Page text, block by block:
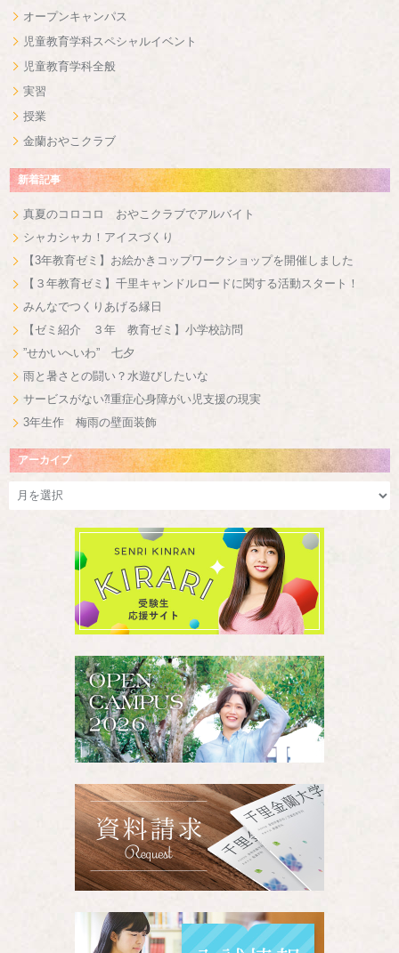
オープンキャンパス
児童教育学科スペシャルイベント
児童教育学科全般
実習
授業
金蘭おやこクラブ
新着記事
真夏のコロコロ おやこクラブでアルバイト
シャカシャカ！アイスづくり
【3年教育ゼミ】お絵かきコップワークショップを開催しました
【３年教育ゼミ】千里キャンドルロードに関する活動スタート！
みんなでつくりあげる縁日
【ゼミ紹介 ３年 教育ゼミ】小学校訪問
”せかいへいわ” 七夕
雨と暑さとの闘い？水遊びしたいな
サービスがない⁈重症心身障がい児支援の現実
3年生作 梅雨の壁面装飾
アーカイブ